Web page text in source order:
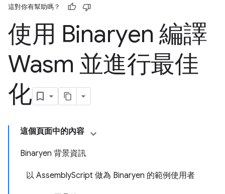
這對你有幫助嗎？
使用 Binaryen 編譯
Wasm 並進行最佳
化
這個頁面中的內容
Binaryen 背景資訊
以 AssemblyScript 做為 Binaryen 的範例使用者